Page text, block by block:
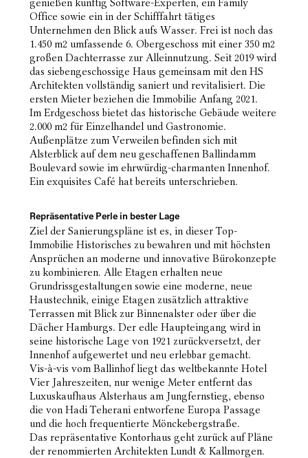
genießen künftig Software-Experten, ein Family
Office sowie ein in der Schifffahrt tätiges
Unternehmen den Blick aufs Wasser. Frei ist noch das
1.450 m2 umfassende 6. Obergeschoss mit einer 350 m2
großen Dachterrasse zur Alleinnutzung. Seit 2019 wird
das siebengeschossige Haus gemeinsam mit den HS
Architekten vollständig saniert und revitalisiert. Die
ersten Mieter beziehen die Immobilie Anfang 2021.
Im Erdgeschoss bietet das historische Gebäude weitere
2.000 m2 für Einzelhandel und Gastronomie.
Außenplätze zum Verweilen befinden sich mit
Alsterblick auf dem neu geschaffenen Ballindamm
Boulevard sowie im ehrwürdig-charmanten Innenhof.
Ein exquisites Café hat bereits unterschrieben.
Repräsentative Perle in bester Lage
Ziel der Sanierungspläne ist es, in dieser Top-
Immobilie Historisches zu bewahren und mit höchsten
Ansprüchen an moderne und innovative Bürokonzepte
zu kombinieren. Alle Etagen erhalten neue
Grundrissgestaltungen sowie eine moderne, neue
Haustechnik, einige Etagen zusätzlich attraktive
Terrassen mit Blick zur Binnenalster oder über die
Dächer Hamburgs. Der edle Haupteingang wird in
seine historische Lage von 1921 zurückversetzt, der
Innenhof aufgewertet und neu erlebbar gemacht.
Vis-à-vis vom Ballinhof liegt das weltbekannte Hotel
Vier Jahreszeiten, nur wenige Meter entfernt das
Luxuskaufhaus Alsterhaus am Jungfernstieg, ebenso
die von Hadi Teherani entworfene Europa Passage
und die hoch frequentierte Mönckebergstraße.
Das repräsentative Kontorhaus geht zurück auf Pläne
der renommierten Architekten Lundt & Kallmorgen.